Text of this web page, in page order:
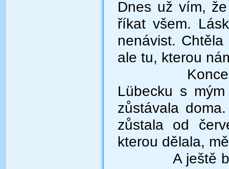
Dnes už vím,
říkat všem.
nenávist.
ale tu, kterou
Koncem
Lübecku s
zůstávala
zůstala od
kterou dělala,
A ještě